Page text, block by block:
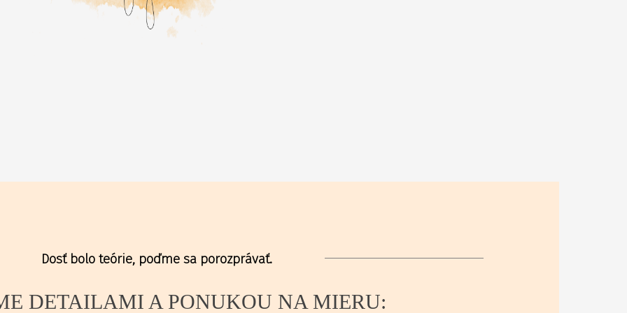
Dosť bolo teórie, poďme sa porozprávať.
DETAILAMI A PONUKOU NA MIERU: